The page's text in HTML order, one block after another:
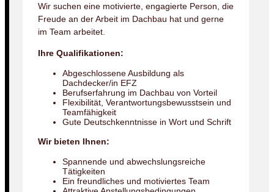
Wir suchen eine motivierte, engagierte Person, die
Freude an der Arbeit im Dachbau hat und gerne
im Team arbeitet.
Ihre Qualifikationen:
Abgeschlossene Ausbildung als
Dachdecker/in EFZ
Berufserfahrung im Dachbau von Vorteil
Flexibilität, Verantwortungsbewusstsein und
Teamfähigkeit
Gute Deutschkenntnisse in Wort und Schrift
Wir bieten Ihnen:
Spannende und abwechslungsreiche
Tätigkeiten
Ein freundliches und motiviertes Team